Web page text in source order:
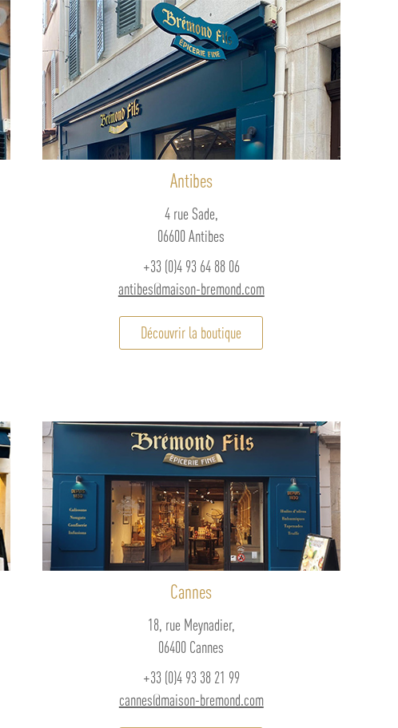
Antibes
4 rue Sade,
06600 Antibes
+33 (0)4 93 64 88 06
antibes@maison-bremond.com
Découvrir la boutique
Cannes
18, rue Meynadier,
06400 Cannes
+33 (0)4 93 38 21 99
cannes@maison-bremond.com